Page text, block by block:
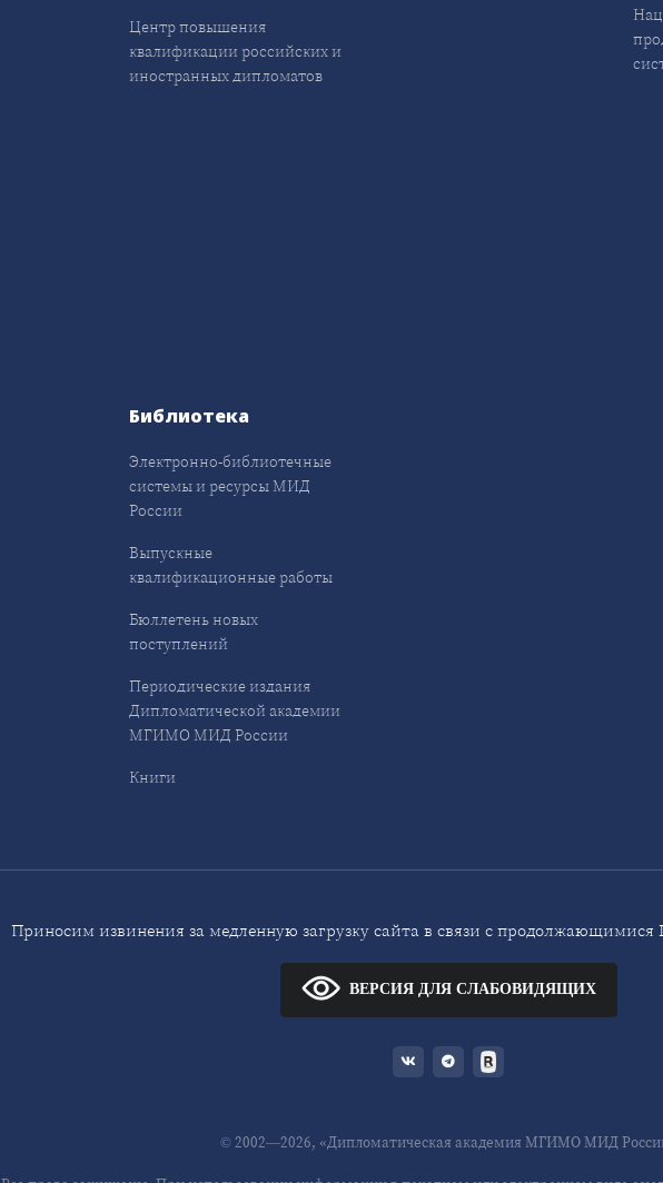
Центр повышения
квалификации российских и
иностранных дипломатов
Библиотека
Электронно-библиотечные
системы и ресурсы МИД
России
Выпускные
квалификационные работы
Бюллетень новых
поступлений
Периодические издания
Дипломатической академии
МГИМО МИД России
Книги
Приносим извинения за медленную загрузку сайта в связи с продолжающимися
ВЕРСИЯ ДЛЯ СЛАБОВИДЯЩИХ
© 2002—2026, «Дипломатическая академия МГИМО МИД